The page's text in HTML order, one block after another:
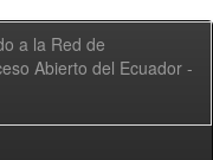
a la Red de
Abierto del Ecuador -